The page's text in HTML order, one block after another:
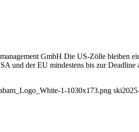
GmbH Die US-Zölle bleiben
und der EU mindestens bis zur
1-1030x173.png ski